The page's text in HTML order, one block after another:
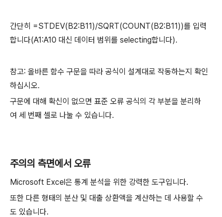
간단히 =STDEV(B2:B11)/SQRT(COUNT(B2:B11))를 입력
합니다(A1:A10 대신 데이터 범위를 selecting합니다).
참고: 올바른 함수 구문을 따라 공식이 설계대로 작동하는지 확인
하십시오.
구문에 대해 확신이 없으면 표준 오류 공식의 각 부분을 분리하
여 세 번째 셀로 나눌 수 있습니다.
주의의 측면에서 오류
Microsoft Excel은 통계 분석을 위한 강력한 도구입니다.
또한 다른 형태의 분산 및 대출 상환액을 계산하는 데 사용할 수
도 있습니다.